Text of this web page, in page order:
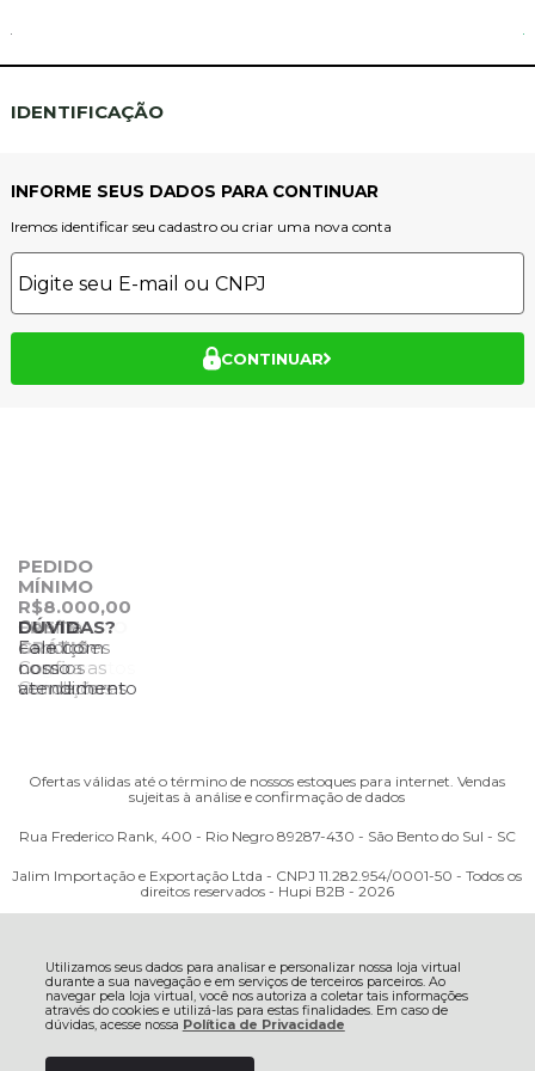
Utilizamos seus dados para analisar e personalizar nossa loja virtual
durante a sua navegação e em serviços de terceiros parceiros. Ao
navegar pela loja virtual, você nos autoriza a coletar tais informações
através do cookies e utilizá-las para estas finalidades. Em caso de
dúvidas, acesse nossa Política de Privacidade
IDENTIFICAÇÃO
INFORME SEUS DADOS PARA CONTINUAR
Iremos identificar seu cadastro ou criar uma nova conta
CONTINUAR
DESCONTO
3%
Pagamentos
PIX
FRETE
GRÁTIS
Confira as
Condições
PEDIDO
MÍNIMO
R$8.000,00
Confira
condições
com os
vendedores
DÚVIDAS?
Fale com
nosso
atendimento
Ofertas válidas até o término de nossos estoques para internet. Vendas
sujeitas à análise e confirmação de dados
Rua Frederico Rank, 400 - Rio Negro 89287-430 - São Bento do Sul - SC
Jalim Importação e Exportação Ltda - CNPJ 11.282.954/0001-50 - Todos os
direitos reservados - Hupi B2B - 2026